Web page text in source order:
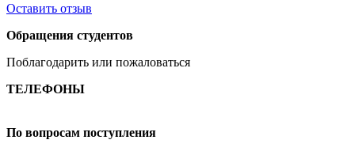
Оставить отзыв
Обращения студентов
Поблагодарить или пожаловаться
ТЕЛЕФОНЫ
По вопросам поступления